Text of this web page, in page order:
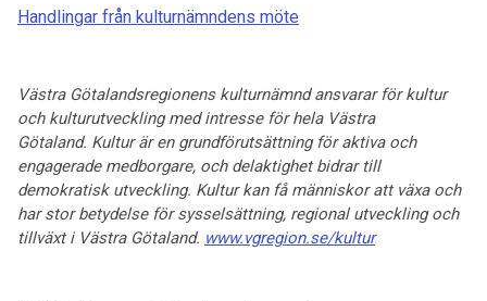
Handlingar från kulturnämndens möte
Västra Götalandsregionens kulturnämnd ansvarar för kultur
och kulturutveckling med intresse för hela Västra
Götaland. Kultur är en grundförutsättning för aktiva och
engagerade medborgare, och delaktighet bidrar till
demokratisk utveckling. Kultur kan få människor att växa och
har stor betydelse för sysselsättning, regional utveckling och
tillväxt i Västra Götaland. www.vgregion.se/kultur